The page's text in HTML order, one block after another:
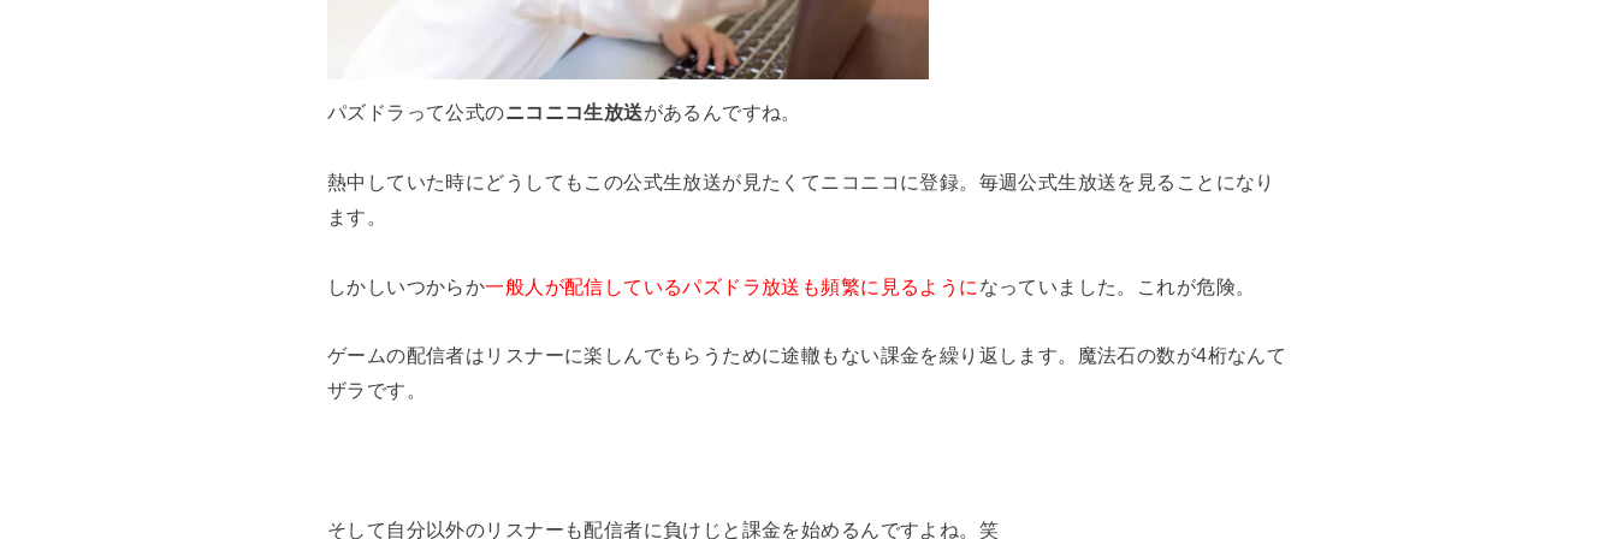
パズドラって公式のニコニコ生放送があるんですね。
熱中していた時にどうしてもこの公式生放送が見たくてニコニコに登録。毎週公式生放送を見ることになり
ます。
しかしいつからか一般人が配信しているパズドラ放送も頻繁に見るように なっていました。これが危険。
ゲームの配信者はリスナーに楽しんでもらうために途轍もない課金を繰り返します。魔法石の数が4桁なんて
ザラです。
そして自分以外のリスナーも配信者に負けじと課金を始めるんですよね。笑